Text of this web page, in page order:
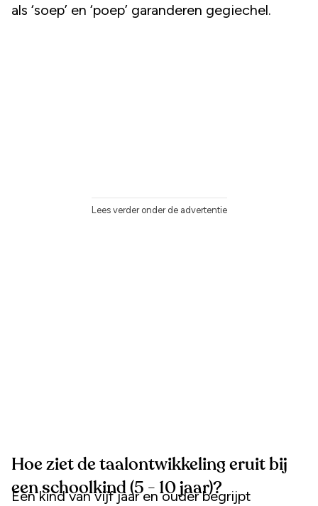
als ‘soep’ en ‘poep’ garanderen gegiechel.
Lees verder onder de advertentie
Hoe ziet de taalontwikkeling eruit bij
een schoolkind (5 - 10 jaar)?
Een kind van vijf jaar en ouder begrijpt